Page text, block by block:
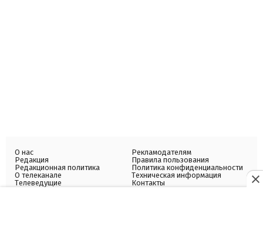
О нас
Редакция
Редакционная политика
О телеканале
Телеведущие
Рекламодателям
Правила пользования
Политика конфиденциальности
Техническая информация
Контакты